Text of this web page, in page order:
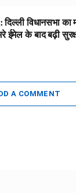
विधानसभा
ईमेल के बाद बढ़ी
A COMMENT